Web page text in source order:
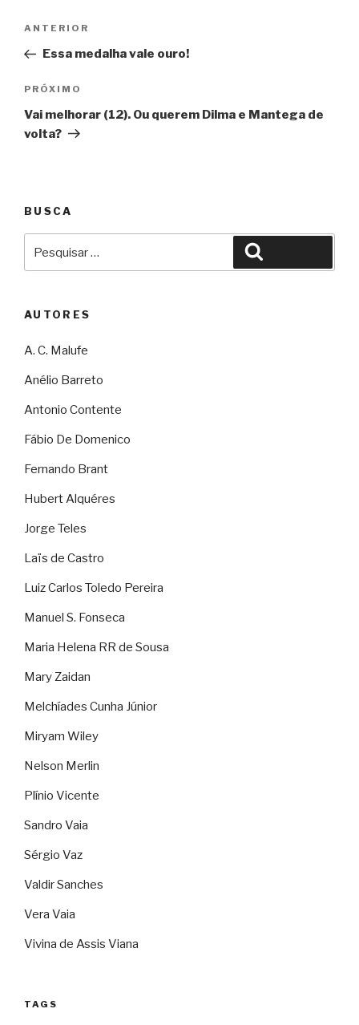
Post
Anterior
ANTERIOR
Essa medalha vale ouro!
Próximo
PRÓXIMO
Vai melhorar (12). Ou querem Dilma e Mantega de
volta?
BUSCA
AUTORES
A. C. Malufe
Anélio Barreto
Antonio Contente
Fábio De Domenico
Fernando Brant
Hubert Alquéres
Jorge Teles
Laïs de Castro
Luiz Carlos Toledo Pereira
Manuel S. Fonseca
Maria Helena RR de Sousa
Mary Zaidan
Melchíades Cunha Júnior
Miryam Wiley
Nelson Merlin
Plínio Vicente
Sandro Vaia
Sérgio Vaz
Valdir Sanches
Vera Vaia
Vivina de Assis Viana
TAGS